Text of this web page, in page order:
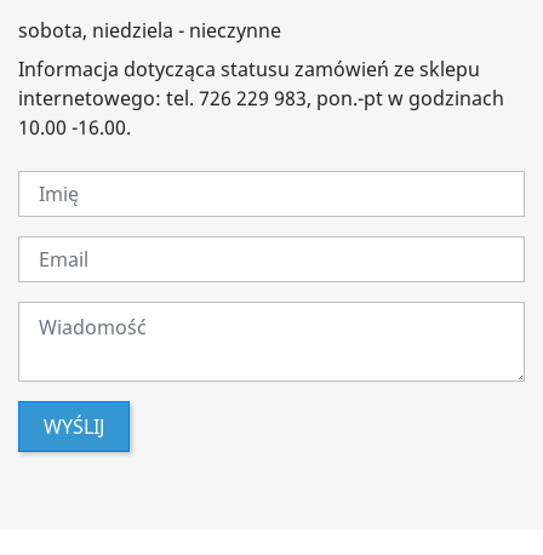
sobota, niedziela - nieczynne
Informacja dotycząca statusu zamówień ze sklepu
internetowego: tel. 726 229 983, pon.-pt w godzinach
10.00 -16.00.
WYŚLIJ